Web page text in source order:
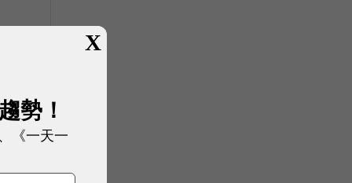
X
勢！
《一天一